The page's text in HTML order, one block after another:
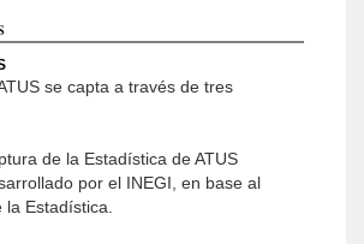
se capta a través de tres
de la Estadística de ATUS
por el INEGI, en base al
Estadística.